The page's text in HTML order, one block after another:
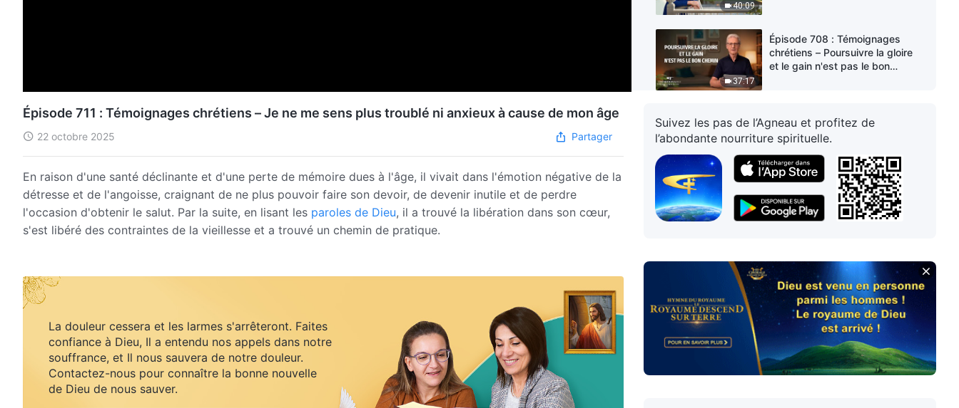
40:09
37:17
Épisode 708 : Témoignages
chrétiens – Poursuivre la gloire
et le gain n'est pas le bon
34:22
chrétiens – Ce qui se cachait
derrière mon échec à superviser
ou à assurer le suivi
Épisode 706 : Témoignages
chrétiens – Encerclée et
attaquée par ma famille, j'ai fait
49:41
Épisode 705 : Témoignages
chrétiens – Après avoir
découvert que ma mère était
devenue un Judas
Épisode 704 : Témoignages
chrétiens – Réflexions d'une
bonne épouse et d'une mère
Épisode 711 : Témoignages chrétiens – Je ne me sens plus troublé ni anxieux à cause de mon âge
22 octobre 2025 Partager
En raison d'une santé déclinante et d'une perte de mémoire dues à l'âge, il vivait dans l'émotion négative de la
détresse et de l'angoisse, craignant de ne plus pouvoir faire son devoir, de devenir inutile et de perdre
l'occasion d'obtenir le salut. Par la suite, en lisant les paroles de Dieu, il a trouvé la libération dans son cœur,
s'est libéré des contraintes de la vieillesse et a trouvé un chemin de pratique.
La douleur cessera et les larmes s'arrêteront. Faites
confiance à Dieu, Il a entendu nos appels dans notre
souffrance, et Il nous sauvera de notre douleur.
Contactez-nous pour connaître la bonne nouvelle
de Dieu de nous sauver.
Suivez les pas de l’Agneau et profitez de
l’abondante nourriture spirituelle.